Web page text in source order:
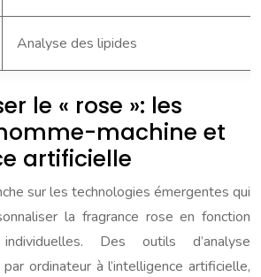
Analyse des lipides
le « rose »: les
machine et
artificielle
sur les technologies émergentes qui
la fragrance rose en fonction
Des outils d’analyse
ordinateur à l’intelligence artificielle,